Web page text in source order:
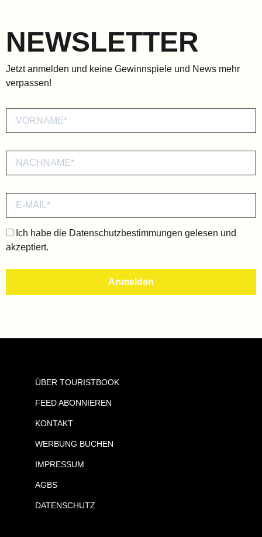
NEWSLETTER
Jetzt anmelden und keine Gewinnspiele und News mehr
verpassen!
Ich habe die Datenschutzbestimmungen gelesen und
akzeptiert.
ÜBER TOURISTBOOK
FEED ABONNIEREN
KONTAKT
WERBUNG BUCHEN
IMPRESSUM
AGBS
DATENSCHUTZ